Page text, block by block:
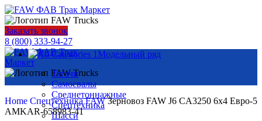
Заказать звонок
8 (800) 333-94-27
Модельный ряд
Тягачи
Самосвалы
Среднетоннажные
Спецтехника
Шасси
Home Спецтехника FAWЗерновоз FAW J6 CA3250 6х4 Евро-5
AMKAR-658983-41